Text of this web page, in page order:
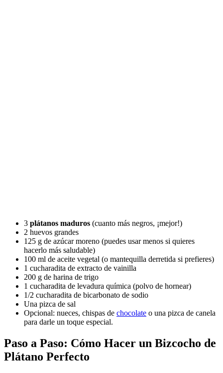
3 plátanos maduros (cuanto más negros, ¡mejor!)
2 huevos grandes
125 g de azúcar moreno (puedes usar menos si quieres
hacerlo más saludable)
100 ml de aceite vegetal (o mantequilla derretida si prefieres)
1 cucharadita de extracto de vainilla
200 g de harina de trigo
1 cucharadita de levadura química (polvo de hornear)
1/2 cucharadita de bicarbonato de sodio
Una pizca de sal
Opcional: nueces, chispas de chocolate o una pizca de canela
para darle un toque especial.
Paso a Paso: Cómo Hacer un Bizcocho de
Plátano Perfecto